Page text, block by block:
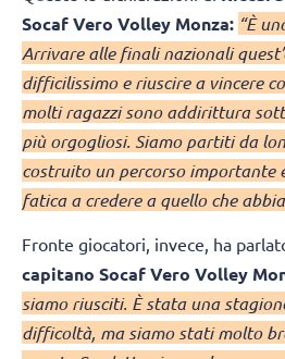
Socaf Vero Volley Monza: “È
Arrivare alle finali nazionali
difficilissimo e riuscire a vincere
molti ragazzi sono addirittura
più orgogliosi. Siamo partiti da
costruito un percorso importante
fatica a credere a quello che
Fronte giocatori, invece, ha
capitano Socaf Vero Volley
siamo riusciti. È stata una
difficoltà, ma siamo stati molto